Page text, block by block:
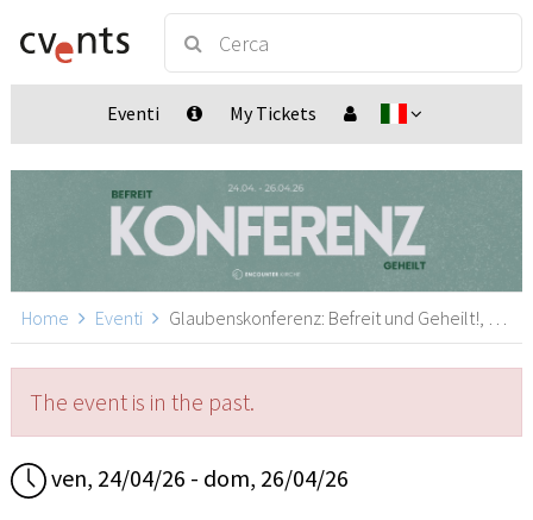
Eventi My Tickets
Home Eventi Glaubenskonferenz: Befreit und Geheilt!, Osnabrück
The event is in the past.
ven, 24/04/26 - dom, 26/04/26